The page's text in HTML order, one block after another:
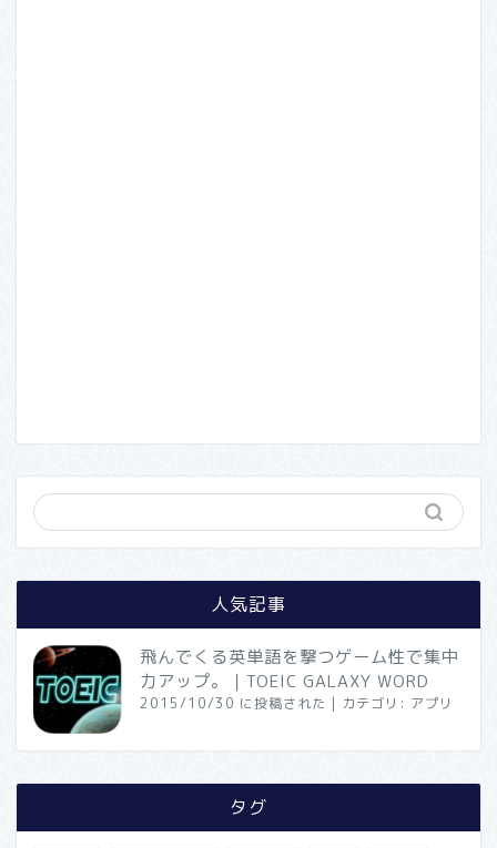
人気記事
飛んでくる英単語を撃つゲーム性で集中
力アップ。｜TOEIC GALAXY WORD
2015/10/30 に投稿された | カテゴリ: アプリ
タグ